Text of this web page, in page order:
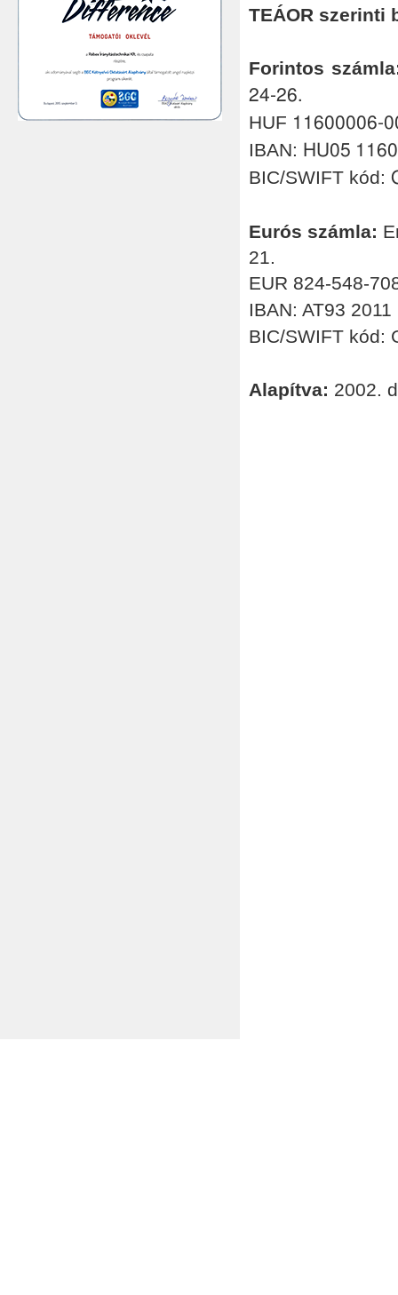
TEÁOR szerinti
Forintos
24-26.
HUF 11600006-
IBAN: HU05
BIC/SWIFT kód:
Eurós számla:
21.
EUR 824-548-
IBAN: AT93
BIC/SWIFT kód:
Alapítva: 2002.